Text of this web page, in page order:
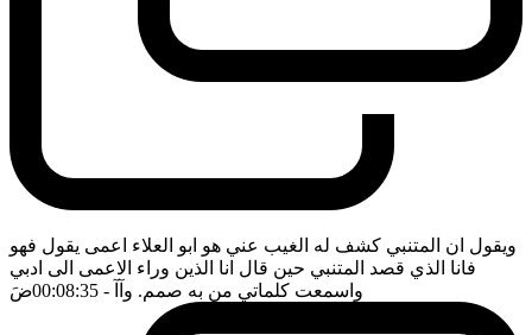
ويقول ان المتنبي كشف له الغيب عني هو ابو العلاء اعمى يقول فهو
فانا الذي قصد المتنبي حين قال انا الذين وراء الاعمى الى ادبي
واسمعت كلماتي من به صمم. وآآ - 00:08:35 ضَ